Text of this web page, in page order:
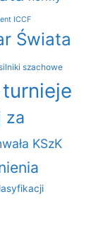
ICCF
Świata
szachowe
turnieje
za
KSzK